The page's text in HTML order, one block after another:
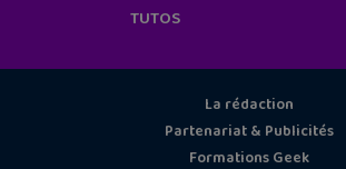
TUTOS
La rédaction
Partenariat & Publicités
Formations Geek